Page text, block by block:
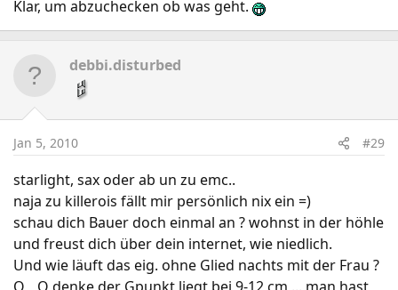
Klar, um abzuchecken ob was geht.
debbi.disturbed
Jan 5, 2010 #29
starlight, sax oder ab un zu emc..
naja zu killerois fällt mir persönlich nix ein =)
schau dich Bauer doch einmal an ? wohnst in der höhle
und freust dich über dein internet, wie niedlich.
Und wie läuft das eig. ohne Glied nachts mit der Frau ?